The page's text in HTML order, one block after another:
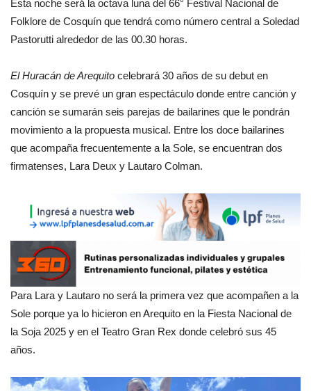
Esta noche será la octava luna del 66° Festival Nacional de
Folklore de Cosquín que tendrá como número central a Soledad
Pastorutti alrededor de las 00.30 horas.
El Huracán de Arequito celebrará 30 años de su debut en
Cosquín y se prevé un gran espectáculo donde entre canción y
canción se sumarán seis parejas de bailarines que le pondrán
movimiento a la propuesta musical. Entre los doce bailarines
que acompaña frecuentemente a la Sole, se encuentran dos
firmatenses, Lara Deux y Lautaro Colman.
Para Lara y Lautaro no será la primera vez que acompañen a la
Sole porque ya lo hicieron en Arequito en la Fiesta Nacional de
la Soja 2025 y en el Teatro Gran Rex donde celebró sus 45
años.